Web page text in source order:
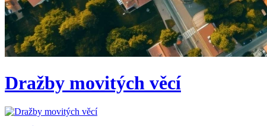
Dražby movitých věcí